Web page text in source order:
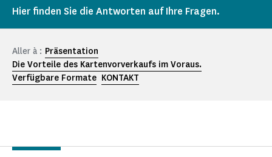
Hier finden Sie die Antworten auf Ihre Fragen.
Aller à : Präsentation
Die Vorteile des Kartenvorverkaufs im Voraus.
Verfügbare Formate KONTAKT